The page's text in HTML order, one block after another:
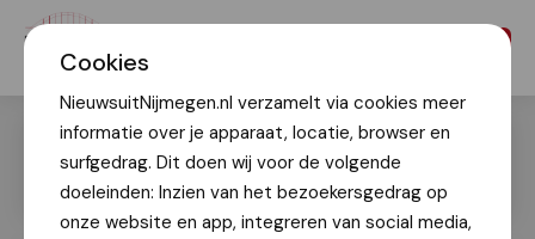
Cookies
NieuwsuitNijmegen.nl verzamelt via cookies meer
informatie over je apparaat, locatie, browser en
surfgedrag. Dit doen wij voor de volgende
doeleinden: Inzien van het bezoekersgedrag op
onze website en app, integreren van social media,